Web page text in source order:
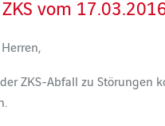
vom
ZKS-Abfall zu Störungen